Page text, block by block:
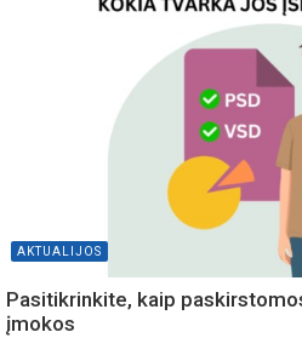
AKTUALIJOS
Pasitikrinkite, kaip
įmokos